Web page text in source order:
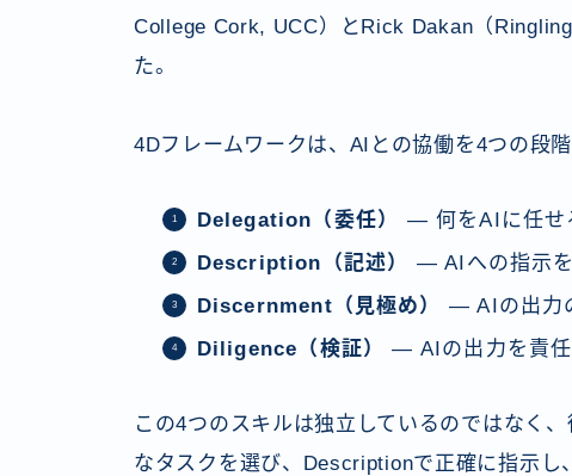
College Cork, UCC）とRick Dakan（
た。
4Dフレームワークは、AIとの協働を4つの段
Delegation（委任）
— 何をAIに任せ
Description（記述）
— AIへの指示
Discernment（見極め）
— AIの出力
Diligence（検証）
— AIの出力を責
この4つのスキルは独立しているのではなく
なタスクを選び、Descriptionで正確に指示